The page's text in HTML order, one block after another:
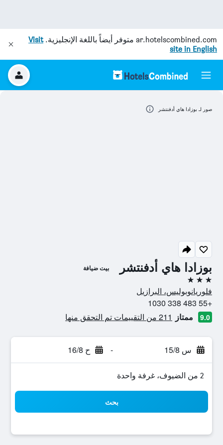
ar.hotelscombined.com متوفر أيضاً باللغة الإنجليزية.Visit
site in English
بوزادا هاي أدفنتشر بيت ضيافة
3 نجوم
فلوريانوبوليس، البرازيل
+55 483 338 1030
9.0 ممتاز 211 من التقييمات تم التحقق منها
س 15/8 - ح 16/8
2 من الضيوف، غرفة واحدة
بحث
صور لـ بوزادا هاي أدفنتشر